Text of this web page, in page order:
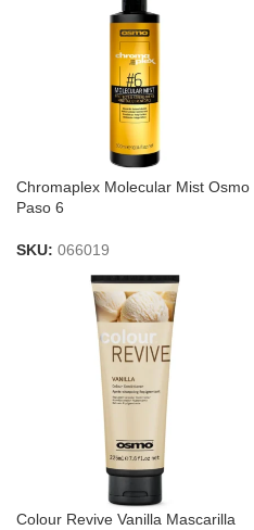
Chromaplex Molecular Mist Osmo
Paso 6
SKU: 066019
Colour Revive Vanilla Mascarilla